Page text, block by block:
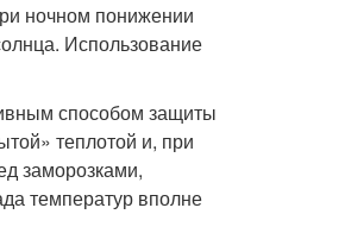
ночном понижении
Использование
способом защиты
теплотой и, при
заморозками,
температур вполне